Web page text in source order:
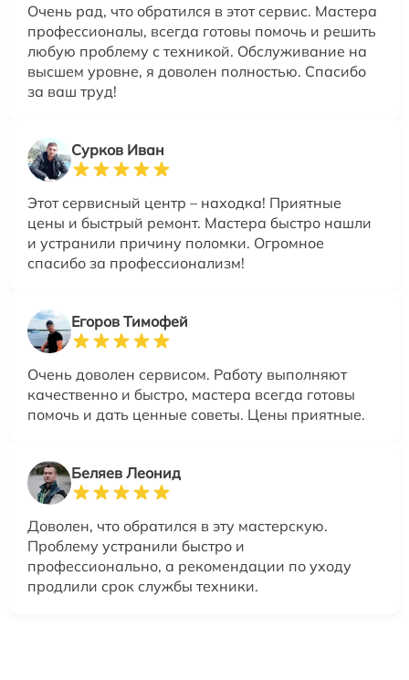
Очень рад, что обратился в этот сервис. Мастера
профессионалы, всегда готовы помочь и решить
любую проблему с техникой. Обслуживание на
высшем уровне, я доволен полностью. Спасибо
за ваш труд!
Сурков Иван
Этот сервисный центр – находка! Приятные
цены и быстрый ремонт. Мастера быстро нашли
и устранили причину поломки. Огромное
спасибо за профессионализм!
Егоров Тимофей
Очень доволен сервисом. Работу выполняют
качественно и быстро, мастера всегда готовы
помочь и дать ценные советы. Цены приятные.
Беляев Леонид
Доволен, что обратился в эту мастерскую.
Проблему устранили быстро и
профессионально, а рекомендации по уходу
продлили срок службы техники.